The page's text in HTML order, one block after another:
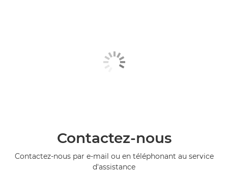
Contactez-nous
Contactez-nous par e-mail ou en téléphonant au service
d'assistance